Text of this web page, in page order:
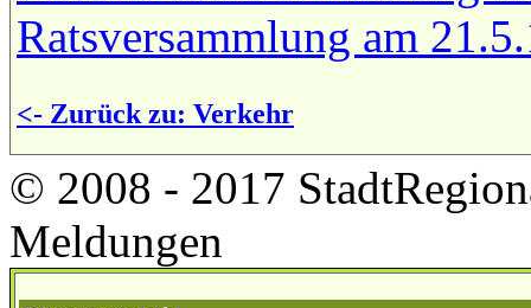
Ratsversammlung am
<- Zurück zu: Verkehr
© 2008 - 2017
Meldungen